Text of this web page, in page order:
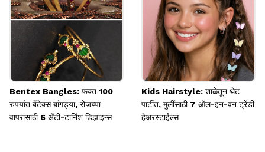
Bentex Bangles: फक्त 100
रुपयांत बेंटेक्स बांगड्या, रोजच्या
वापरासाठी 6 अँटी-टार्निश डिझाइन्स
Kids Hairstyle: शाळेतून थेट
पार्टीत, मुलींसाठी 7 ऑल-इन-वन ट्रेंडी
हेअरस्टाईल्स